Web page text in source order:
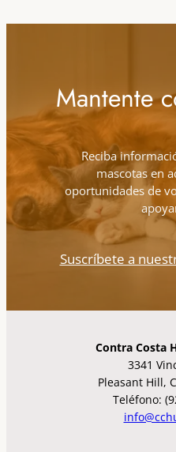
Mantente
Reciba
mascotas en
oportunidades de
Suscríbete a
Contra Costa
3341
Pleasant Hill,
Teléfono: